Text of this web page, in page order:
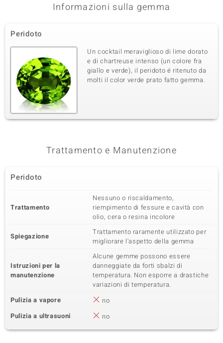
sfaccettata
Madagascar
Terza pietra preziosa
Varietà delle gemme
Ematite Dorata
Dimensione
2 mm
Somma del peso in carati
2,052 ct
Origine
Informazioni sulla gemma
Peridoto
Un cocktail meraviglioso di lime dorato
e di chartreuse intenso (un colore fra
giallo e verde), il peridoto é ritenuto da
molti il color verde prato fatto gemma.
Trattamento e Manutenzione
Peridoto
Trattamento
Nessuno o riscaldamento,
riempimento di fessure e cavità con
olio, cera o resina incolore
Spiegazione
Trattamento raramente utilizzato per
migliorare l'aspetto della gemma
Istruzioni per la
manutenzione
Alcune gemme possono essere
danneggiate da forti sbalzi di
temperatura. Non esporre a drastiche
variazioni di temperatura.
Pulizia a vapore
no
Pulizia a ultrasuoni
no